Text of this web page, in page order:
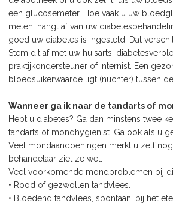
een glucosemeter. Hoe vaak u uw
meten, hangt af van uw
goed uw diabetes is ingesteld. Dat
Stem dit af met uw huisarts,
praktijkondersteuner of internist. Een
bloedsuikerwaarde ligt (nuchter) tussen
Wanneer ga ik naar de tandarts of
Hebt u diabetes? Ga dan minstens twee
tandarts of mondhygiënist. Ga ook als u
Veel mondaandoeningen merkt u zelf
behandelaar ziet ze wel.
Veel voorkomende mondproblemen bij
• Rood of gezwollen tandvlees.
• Bloedend tandvlees, spontaan, bij het